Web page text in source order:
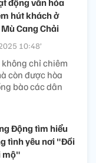
hút khách ở
Cang Chải
10:48’
chỉ chiêm
còn được hòa
bào các dân
Động tìm hiểu
tình yêu nơi "Đồi
mộ"